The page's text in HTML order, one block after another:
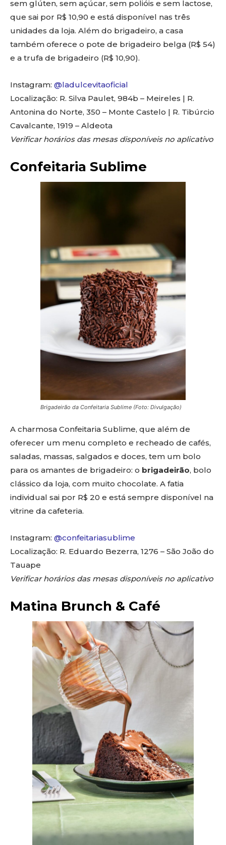
sem glúten, sem açúcar, sem polióis e sem lactose,
que sai por R$ 10,90 e está disponível nas três
unidades da loja. Além do brigadeiro, a casa
também oferece o pote de brigadeiro belga (R$ 54)
e a trufa de brigadeiro (R$ 10,90).
Instagram: @ladulcevitaoficial
Localização: R. Silva Paulet, 984b – Meireles | R.
Antonina do Norte, 350 – Monte Castelo | R. Tibúrcio
Cavalcante, 1919 – Aldeota
Verificar horários das mesas disponíveis no aplicativo
Confeitaria Sublime
Brigadeirão da Confeitaria Sublime (Foto: Divulgação)
A charmosa Confeitaria Sublime, que além de
oferecer um menu completo e recheado de cafés,
saladas, massas, salgados e doces, tem um bolo
para os amantes de brigadeiro: o brigadeirão, bolo
clássico da loja, com muito chocolate. A fatia
individual sai por R$ 20 e está sempre disponível na
vitrine da cafeteria.
Instagram: @confeitariasublime
Localização: R. Eduardo Bezerra, 1276 – São João do
Tauape
Verificar horários das mesas disponíveis no aplicativo
Matina Brunch & Café